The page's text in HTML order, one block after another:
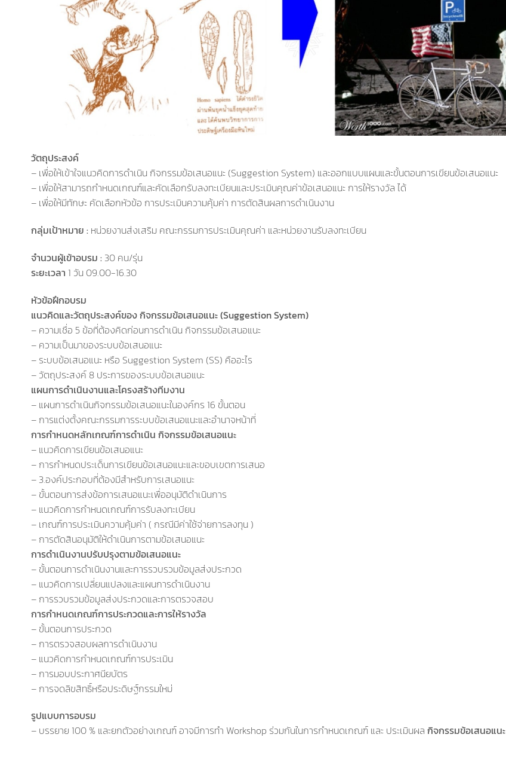
วัตถุประสงค์
– เพื่อให้เข้าใจแนวคิดการดำเนิน กิจกรรมข้อเสนอแนะ (Suggestion System) และออกแบบแผนและขั้นตอนการเขียนข้อเสนอแนะ
– เพื่อให้สามารถกำหนดเกณฑ์และคัดเลือกรับลงทะเบียนและประเมินคุณค่าข้อเสนอแนะ การให้รางวัล ได้
– เพื่อให้มีทักษะ คัดเลือกหัวข้อ การประเมินความคุ้มค่า การตัดสินผลการดำเนินงาน
กลุ่มเป้าหมาย : หน่วยงานส่งเสริม คณะกรรมการประเมินคุณค่า และหน่วยงานรับลงทะเบียน
จำนวนผู้เข้าอบรม : 30 คน/รุ่น
ระยะเวลา 1 วัน 09.00-16.30
หัวข้อฝึกอบรม
แนวคิดและวัตถุประสงค์ของ กิจกรรมข้อเสนอแนะ (Suggestion System)
– ความเชื่อ 5 ข้อที่ต้องคิดก่อนการดำเนิน กิจกรรมข้อเสนอแนะ
– ความเป็นมาของระบบข้อเสนอแนะ
– ระบบข้อเสนอแนะ หรือ Suggestion System (SS) คืออะไร
– วัตถุประสงค์ 8 ประการของระบบข้อเสนอแนะ
แผนการดำเนินงานและโครงสร้างทีมงาน
– แผนการดำเนินกิจกรรมข้อเสนอแนะในองค์กร 16 ขั้นตอน
– การแต่งตั้งคณะกรรมการระบบข้อเสนอแนะและอำนาจหน้าที่
การกำหนดหลักเกณฑ์การดำเนิน กิจกรรมข้อเสนอแนะ
– แนวคิดการเขียนข้อเสนอแนะ
– การกำหนดประเด็นการเขียนข้อเสนอแนะและขอบเขตการเสนอ
– 3.องค์ประกอบที่ต้องมีสำหรับการเสนอแนะ
– ขั้นตอนการส่งข้อการเสนอแนะเพื่ออนุมัติดำเนินการ
– แนวคิดการกำหนดเกณฑ์การรับลงทะเบียน
– เกณฑ์การประเมินความคุ้มค่า ( กรณีมีค่าใช้จ่ายการลงทุน )
– การตัดสินอนุมัติให้ดำเนินการตามข้อเสนอแนะ
การดำเนินงานปรับปรุงตามข้อเสนอแนะ
– ขั้นตอนการดำเนินงานและการรวบรวมข้อมูลส่งประกวด
– แนวคิดการเปลี่ยนแปลงและแผนการดำเนินงาน
– การรวบรวมข้อมูลส่งประกวดและการตรวจสอบ
การกำหนดเกณฑ์การประกวดและการให้รางวัล
– ขั้นตอนการประกวด
– การตรวจสอบผลการดำเนินงาน
– แนวคิดการกำหนดเกณฑ์การประเมิน
– การมอบประกาศนียบัตร
– การจดลิขสิทธิ์หรือประดิษฐ์กรรมใหม่
รูปแบบการอบรม
– บรรยาย 100 % และยกตัวอย่างเกณฑ์ อาจมีการทำ Workshop ร่วมกันในการกำหนดเกณฑ์ และ ประเมินผล กิจกรรมข้อเสนอแนะ